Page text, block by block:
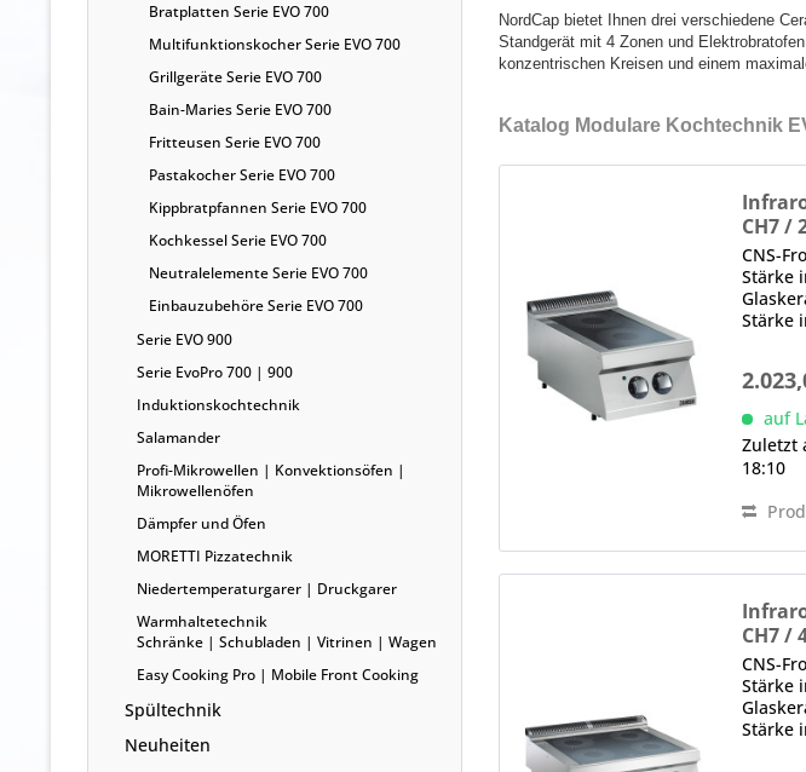
Bratplatten Serie EVO 700
Multifunktionskocher Serie EVO 700
Grillgeräte Serie EVO 700
Bain-Maries Serie EVO 700
Fritteusen Serie EVO 700
Pastakocher Serie EVO 700
Kippbratpfannen Serie EVO 700
Kochkessel Serie EVO 700
Neutralelemente Serie EVO 700
Einbauzubehöre Serie EVO 700
Serie EVO 900
Serie EvoPro 700 | 900
Induktionskochtechnik
Salamander
Profi-Mikrowellen | Konvektionsöfen |
Mikrowellenöfen
Dämpfer und Öfen
MORETTI Pizzatechnik
Niedertemperaturgarer | Druckgarer
Warmhaltetechnik
Schränke | Schubladen | Vitrinen | Wagen
Easy Cooking Pro | Mobile Front Cooking
Spültechnik
Neuheiten
NordCap bietet Ihnen drei verschiedene
Standgerät mit 4 Zonen und
konzentrischen Kreisen und einem
Katalog Modulare Kochtechnik
CH7 /
CNS-
Stärke
Stärke
Ideal
auf
Zuletzt
18:10
CH7 /
CNS-
Stärke
Stärke